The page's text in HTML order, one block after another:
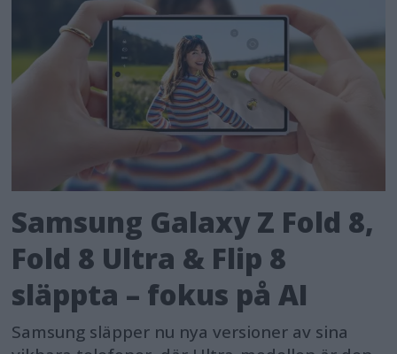
Samsung Galaxy Z Fold 8,
Fold 8 Ultra & Flip 8
släppta – fokus på AI
Samsung släpper nu nya versioner av sina